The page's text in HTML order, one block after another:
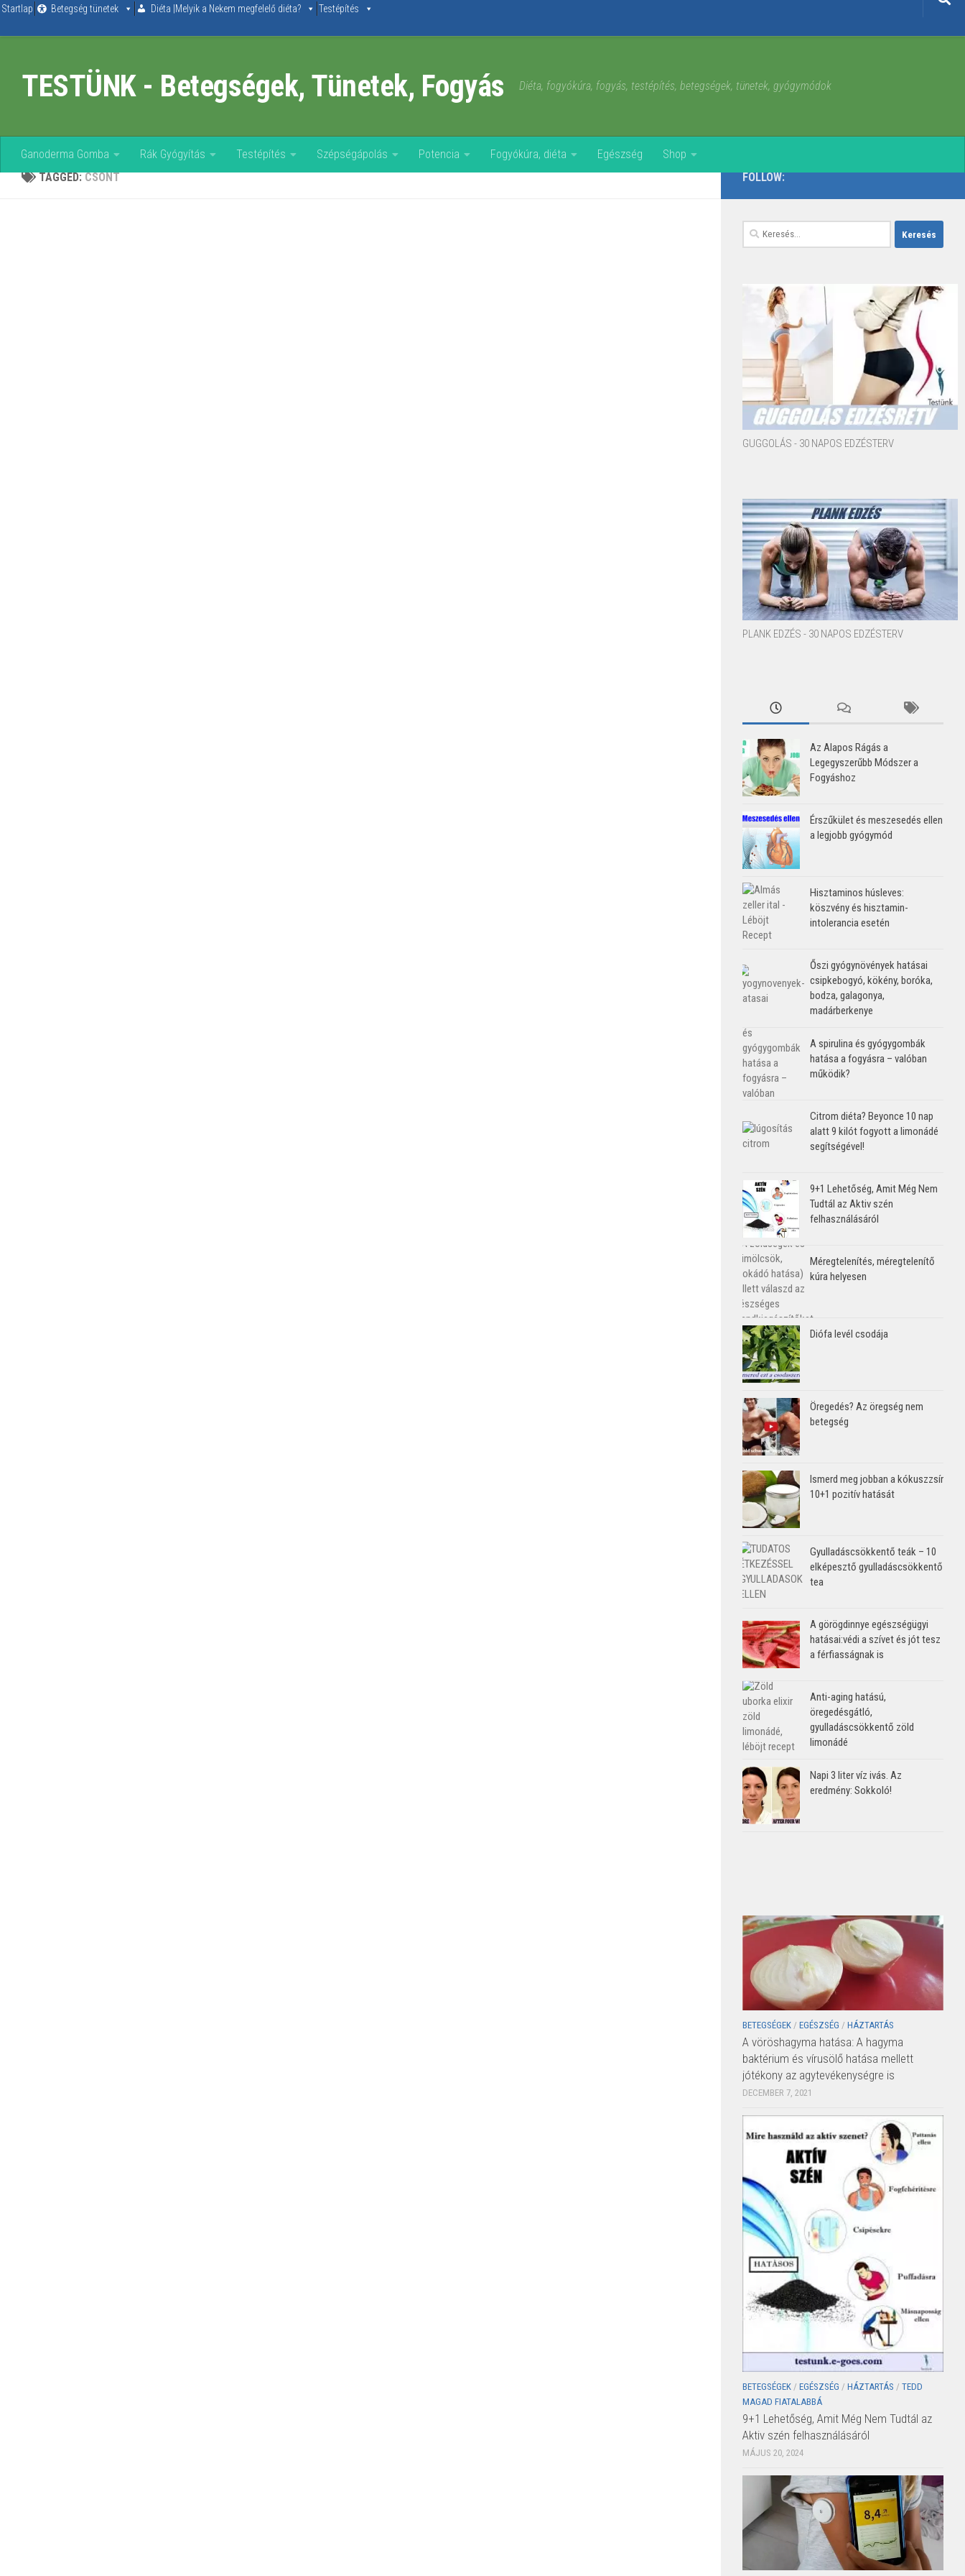
Skip to content
Startlap Betegség tünetek Diéta |Melyik a Nekem megfelelő diéta? Testépítés
TESTÜNK - Betegségek, Tünetek, Fogyás Diéta, fogyókúra, fogyás, testépítés, betegségek, tünetek, gyógymódok
Ganoderma Gomba Rák Gyógyítás Testépítés Szépségápolás Potencia Fogyókúra, diéta Egészség
Shop
TAGGED:CSONT FOLLOW:
Keresés:
GUGGOLÁS - 30 NAPOS EDZÉSTERV
PLANK EDZÉS - 30 NAPOS EDZÉSTERV
Az Alapos Rágás a
Legegyszerűbb Módszer a
Fogyáshoz
Érszűkület és meszesedés ellen
a legjobb gyógymód
Hisztaminos húsleves:
köszvény és hisztamin-
intolerancia esetén
Őszi gyógynövények hatásai
csipkebogyó, kökény, boróka,
bodza, galagonya,
madárberkenye
A spirulina és gyógygombák
hatása a fogyásra – valóban
működik?
Citrom diéta? Beyonce 10 nap
alatt 9 kilót fogyott a limonádé
segítségével!
9+1 Lehetőség, Amit Még Nem
Tudtál az Aktiv szén
felhasználásáról
Méregtelenítés, méregtelenítő
kúra helyesen
Diófa levél csodája
Öregedés? Az öregség nem
betegség
Ismerd meg jobban a kókuszzsír
10+1 pozitív hatását
Gyulladáscsökkentő teák – 10
elképesztő gyulladáscsökkentő
tea
A görögdinnye egészségügyi
hatásai:védi a szívet és jót tesz
a férfiasságnak is
Anti-aging hatású,
öregedésgátló,
gyulladáscsökkentő zöld
limonádé
Napi 3 liter víz ivás. Az
eredmény: Sokkoló!
BETEGSÉGEK / EGÉSZSÉG / HÁZTARTÁS
A vöröshagyma hatása: A hagyma
baktérium és vírusölő hatása mellett
jótékony az agytevékenységre is
DECEMBER 7, 2021
BETEGSÉGEK / EGÉSZSÉG / HÁZTARTÁS / TEDD
MAGAD FIATALABBÁ
9+1 Lehetőség, Amit Még Nem Tudtál az
Aktiv szén felhasználásáról
MÁJUS 20, 2024